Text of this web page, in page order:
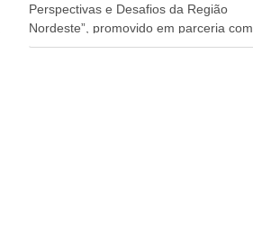
Perspectivas e Desafios da Região
Nordeste”, promovido em parceria com
o Consórcio Nordeste. Na pauta do